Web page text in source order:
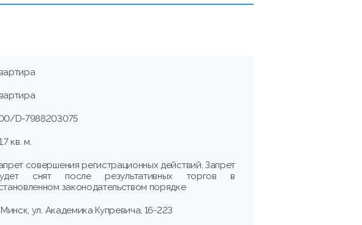
D-7988203075
кв. м.
совершения регистрационных действий. Запрет
снят после результативных торгов в
законодательством порядке
Минск, ул. Академика Купревича, 16-223